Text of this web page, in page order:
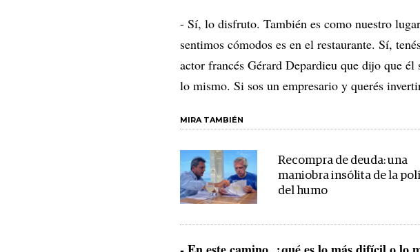
- Sí, lo disfruto. También es como nuestro
sentimos cómodos es en el restaurante. Sí,
actor francés Gérard Depardieu que dijo que él
lo mismo. Si sos un empresario y querés
MIRA TAMBIÉN
Recompra de deuda: una
maniobra insólita de la
del humo